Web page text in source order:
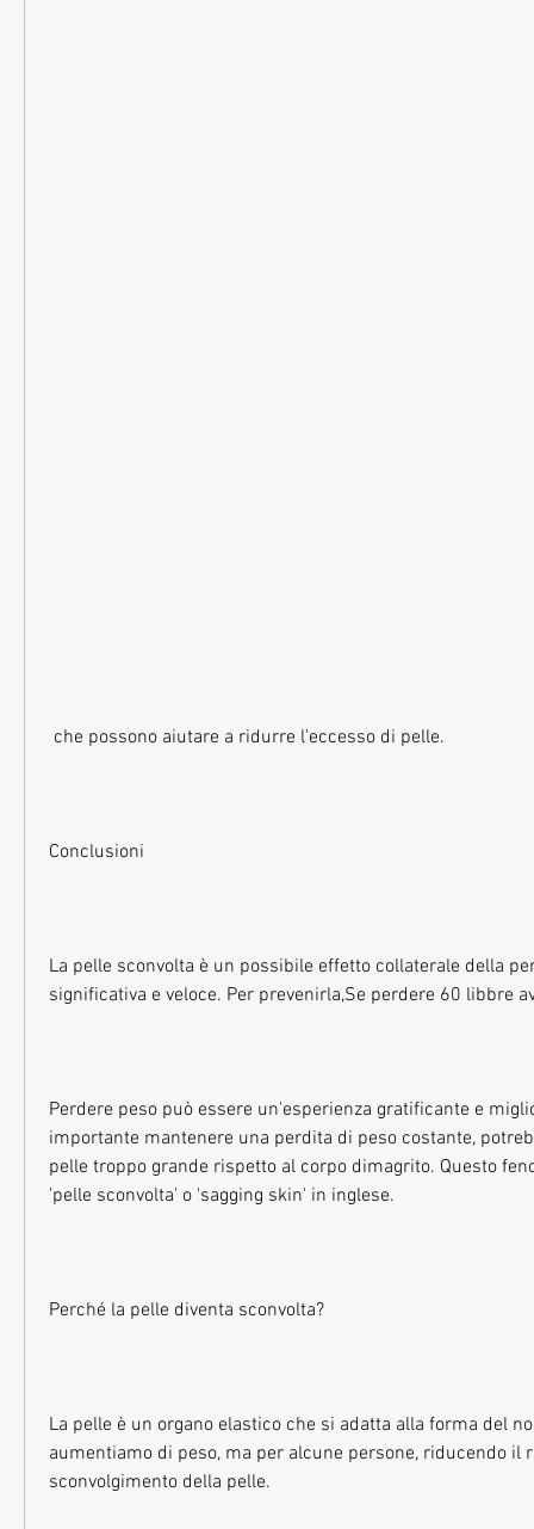
che possono aiutare a ridurre l'eccesso di pelle.
Conclusioni
La pelle sconvolta è un possibile effetto collaterale della
significativa e veloce. Per prevenirla,Se perdere 60 libbre
Perdere peso può essere un'esperienza gratificante e
importante mantenere una perdita di peso costante,
pelle troppo grande rispetto al corpo dimagrito. Questo
'pelle sconvolta' o 'sagging skin' in inglese.
Perché la pelle diventa sconvolta?
La pelle è un organo elastico che si adatta alla forma del
aumentiamo di peso, ma per alcune persone, riducendo il
sconvolgimento della pelle.